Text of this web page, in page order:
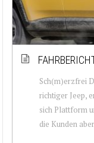
Sch(m)erzfrei
richtiger Jeep,
sich Plattform
die Kunden